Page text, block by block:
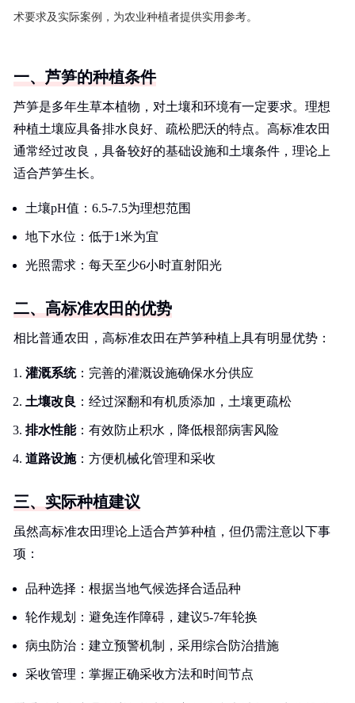
术要求及实际案例，为农业种植者提供实用参考。
一、芦笋的种植条件
芦笋是多年生草本植物，对土壤和环境有一定要求。理想
种植土壤应具备排水良好、疏松肥沃的特点。高标准农田
通常经过改良，具备较好的基础设施和土壤条件，理论上
适合芦笋生长。
土壤pH值：6.5-7.5为理想范围
地下水位：低于1米为宜
光照需求：每天至少6小时直射阳光
二、高标准农田的优势
相比普通农田，高标准农田在芦笋种植上具有明显优势：
灌溉系统：完善的灌溉设施确保水分供应
土壤改良 ：经过深翻和有机质添加，土壤更疏松
排水性能：有效防止积水，降低根部病害风险
道路设施：方便机械化管理和采收
三、实际种植建议
虽然高标准农田理论上适合芦笋种植，但仍需注意以下事
项：
品种选择：根据当地气候选择合适品种
轮作规划：避免连作障碍，建议5-7年轮换
病虫防治：建立预警机制，采用综合防治措施
采收管理：掌握正确采收方法和时间节点